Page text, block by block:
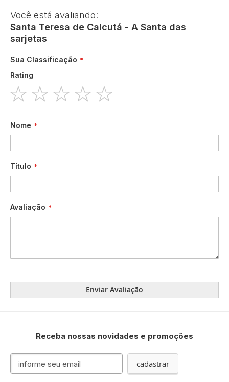
Você está avaliando:
Santa Teresa de Calcutá - A Santa das
sarjetas
Sua Classificação
Rating
Nome
Título
Avaliação
Enviar Avaliação
Receba nossas novidades e promoções
Inscreva-
cadastrar